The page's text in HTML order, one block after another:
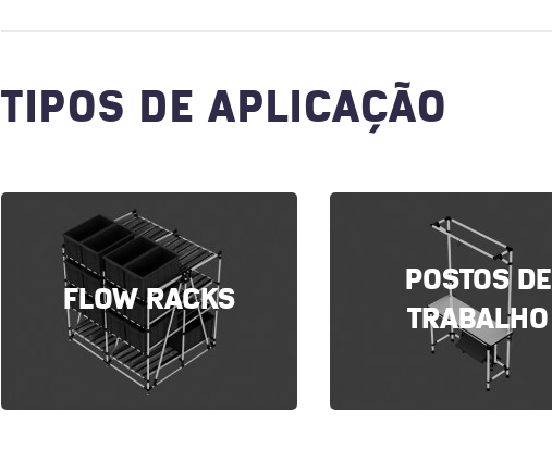
TIPOS DE APLICAÇÃO
FLOW RACKS
POSTOS DE
TRABALHO